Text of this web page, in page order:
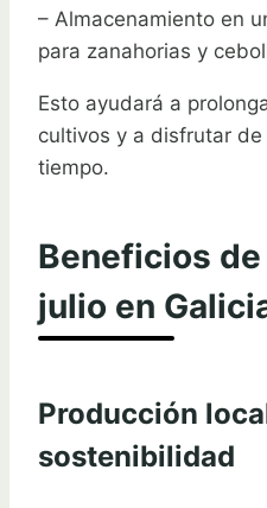
– Almacenamiento en
para zanahorias y
Esto ayudará a
cultivos y a disfrutar
tiempo.
Beneficios
julio en
Producción
sostenibilidad